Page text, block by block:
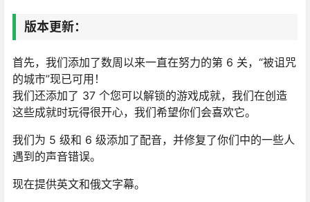
版本更新：
首先，我们添加了数周以来一直在努力的第 6 关，“被诅咒
的城市”现已可用！
我们还添加了 37 个您可以解锁的游戏成就，我们在创造
这些成就时玩得很开心，我们希望你们会喜欢它。
我们为 5 级和 6 级添加了配音，并修复了你们中的一些人
遇到的声音错误。
现在提供英文和俄文字幕。